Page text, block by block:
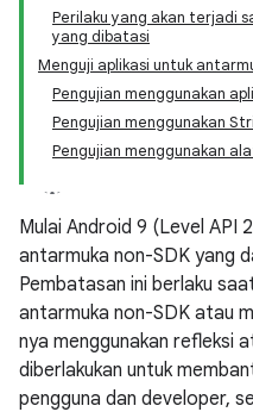
Perilaku yang akan terjadi
yang dibatasi
Menguji aplikasi untuk
Pengujian menggunakan
Pengujian menggunakan
Pengujian menggunakan
Mulai Android 9 (Level API
antarmuka non-SDK yang
Pembatasan ini berlaku
antarmuka non-SDK atau
nya menggunakan refleksi
diberlakukan untuk
pengguna dan developer,